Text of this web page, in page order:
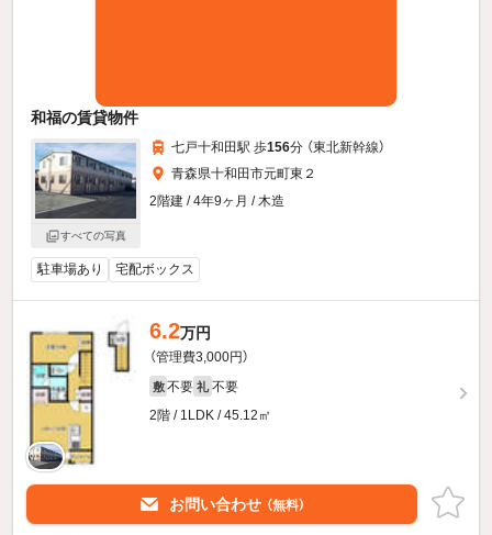
和福の賃貸物件
すべての写真
七戸十和田駅 歩156分 （東北新幹線）
青森県十和田市元町東２
2階建 / 4年9ヶ月 / 木造
駐車場あり 宅配ボックス
6.2万円
（管理費3,000円）
敷 不要 礼 不要
2階 / 1LDK / 45.12㎡
お問い合わせ （無料）